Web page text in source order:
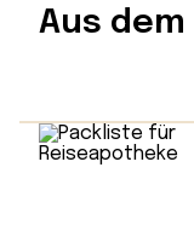
Aus